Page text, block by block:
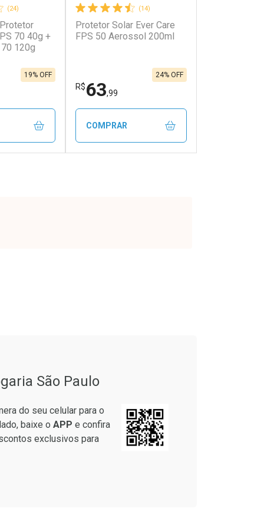
(24)
70 40g +
120g
19% OFF
cada
cada
(14)
Protetor Solar Ever Care
FPS 50 Aerossol 200ml
R$63,99
24% OFF
COMPRAR
Por R$ 63,99/cada
Por R$ 63,99/cada
São Paulo
do seu celular para o
baixe o APP e confira
exclusivos para